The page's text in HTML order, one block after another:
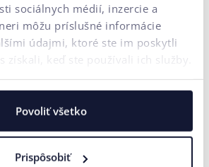
sociálnych médií, inzercie a
môžu príslušné informácie
údajmi, ktoré ste im poskytli
získali, keď ste používali ich služby.
Povoliť všetko
Prispôsobiť